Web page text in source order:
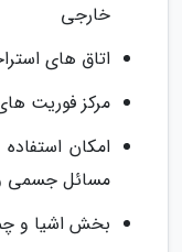
خارجی
اتاق های
مرکز فوریت
امکان
مسائل جسمی
بخش اشیا و